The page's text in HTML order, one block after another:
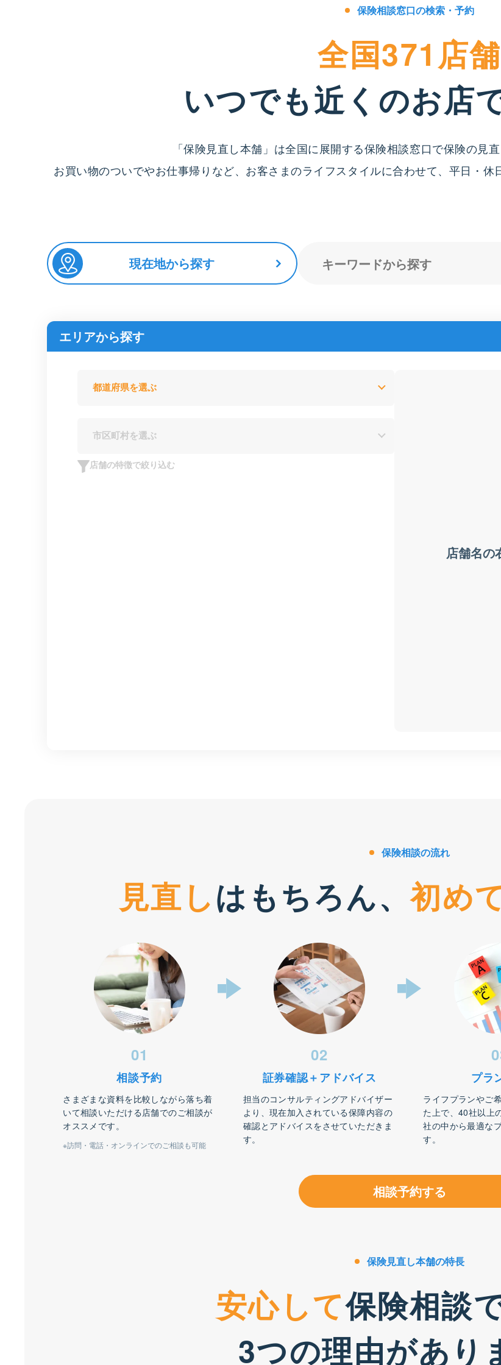
保険相談窓口の検索・予約
全国371店舗
いつでも近くのお店
「保険見直し本舗」は全国に展開する保険相談窓口で保険の見
お買い物のついでやお仕事帰りなど、お客さまのライフスタイルに合わせて、平日・休
現在地から探す
エリアから探す
店舗の特徴で絞り込む
保険相談の流れ
見直しはもちろん、初め
01
相談予約
さまざまな資料を比較しながら落ち着
いて相談いただける店舗でのご相談が
オススメです。
※訪問・電話・オンラインでのご相談も可能
02
証券確認＋アドバイス
担当のコンサルティングアドバイザー
より、現在加入されている保障内容の
確認とアドバイスをさせていただきま
す。
プラ
ライフプランやご
た上で、40社以上
社の中から最適な
す。
相談予約する
保険見直し本舗の特長
安心して保険相談
3つの理由があり